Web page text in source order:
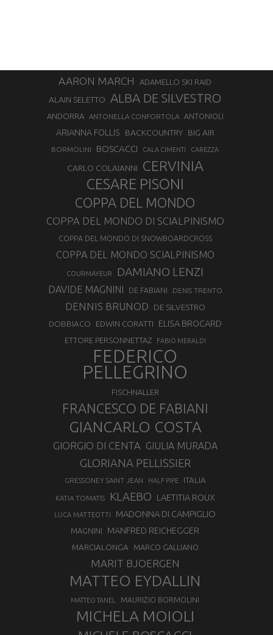
AARON MARCH ADAMELLO SKI RAID
ALAIN SELETTO ALBA DE SILVESTRO
ANDORRA ANTONELLA CONFORTOLA ANTONIOLI
ARIANNA FOLLIS BACKCOUNTRY BIG AIR
BORMOLINI BOSCACCI CALA CIMENTI CAREZZA
CARLO COLAIANNI CERVINIA
CESARE PISONI
COPPA DEL MONDO
COPPA DEL MONDO DI SCIALPINISMO
COPPA DEL MONDO DI SNOWBOARDCROSS
COPPA DEL MONDO SCIALPINISMO
COURMAYEUR DAMIANO LENZI
DAVIDE MAGNINI DE FABIANI DENIS TRENTO
DENNIS BRUNOD DE SILVESTRO
DOBBIACO EDWIN CORATTI ELISA BROCARD
ETTORE PERSONNETTAZ FABIO MERALDI
FEDERICO
PELLEGRINO
FISCHNALLER
FRANCESCO DE FABIANI
GIANCARLO COSTA
GIORGIO DI CENTA GIULIA MURADA
GLORIANA PELLISSIER
GRESSONEY SAINT JEAN HALF PIPE ITALIA
KATIA TOMATIS KLAEBO LAETITIA ROUX
LUCA MATTEOTTI MADONNA DI CAMPIGLIO
MAGNINI MANFRED REICHEGGER
MARCIALONGA MARCO GALLIANO
MARIT BJOERGEN
MATTEO EYDALLIN
MATTEO TANEL MAURIZIO BORMOLINI
MICHELA MOIOLI